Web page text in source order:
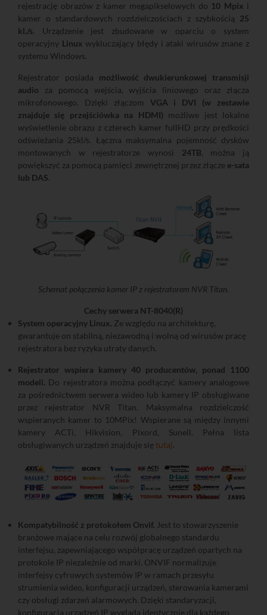
rejestrację obrazów z kamer megapikselowych do 10 Mpix i
kamer o standardowych rozdzielczościach z szybkością 25
kl./s. Urządzenie jest zbudowane w oparciu o system
operacyjny Linux wykluczający błędy i ataki wirusów znane z
systemu Windows.
Rejestrator posiada możliwość dwukierunkowej transmisji
audio za pomocą wejścia, wyjścia liniowego oraz złącza
mikrofonowego. Dzięki złączom VGA i DVI (w zestawie
znajduje się przejściówka na HDMI) możliwe jest lokalne
wyświetlenie obrazu z czterech kamer fullHD przy prędkości
odświeżania 25kl/s. Łączna maksymalna pojemność dysków
montowanych w rejestratorze wynosi 24TB, można ją
powiększyć za pomocą pamięci zewnętrznej przez złącze e-sata
lub DAS.
Schemat połączenia kamer IP z rejestratorem NVR Titan.
Cechy serwera NT-8040(R)
System operacyjny Linux. Ze względu na architekturę,
gwarantuje on stabilną, niezawodną i wolną od wirusów pracę
rejestratora bez ryzyka utraty danych.
Rejestrator wspiera kamery 40 producentów, ponad 1100
modeli. Do rejestratora można podłączyć kamery analogowe
za pośrednictwem serwera wideo lub kamery IP obsługiwane
przez rejestrator NVR Titan. Maksymalna rozdzielczość
wspieranych kamer to 10MPix! Wspierane są między innymi
kamery ACTi, Hikvision, Pixord, Sunell. Pełna lista
obsługiwanych urządzeń znajduje siętutaj.
Kompatybilność z protokołem Onvif. Jest to stowarzyszenie
branżowe mające na celu rozwój globalnego standardu
interfejsu, zapewniającego współpracę urządzeń opartych na
protokole IP niezależnie od marki. ONVIF normalizuje
interfejsy cyfrowych systemów IP w ramach przesyłu
strumienia wideo, konfiguracji urządzeń, sterowania kamerami
czy obsługi zdarzeń alarmowych. Dzięki standaryzacji,
konfiguracja urządzeń IP wygląda identycznie dla każdego